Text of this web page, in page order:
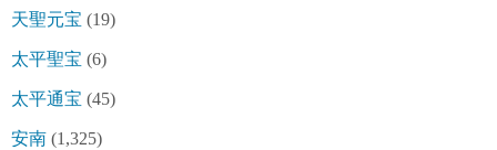
天聖元宝 (19)
太平聖宝 (6)
太平通宝 (45)
安南 (1,325)